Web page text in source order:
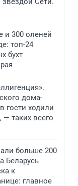
и 300 оленей
топ-24
бухт
дома-
гости ходили
— таких всего
больше 200
Беларусь
к
главное